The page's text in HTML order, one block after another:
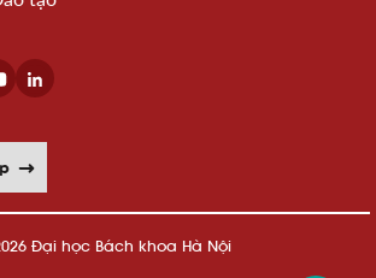
Đại học Bách khoa Hà Nội